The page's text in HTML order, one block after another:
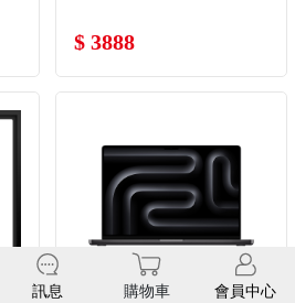
$ 3888
訊息 購物車 會員中心